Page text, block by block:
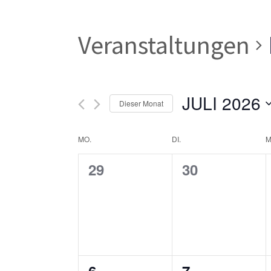
Veranstaltungen
Dieser Monat JULI 2026
Kalender
von
MO. DI.
0
29
0
30